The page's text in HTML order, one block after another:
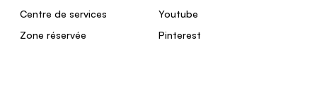
Centre de services
Zone réservée
Youtube
Pinterest